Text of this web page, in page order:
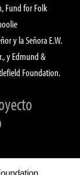
Fund for Folk
y la Señora E.W.
y Edmund &
Foundation.